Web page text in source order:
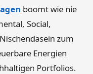
boomt wie nie
Social,
zum
Energien
Portfolios.